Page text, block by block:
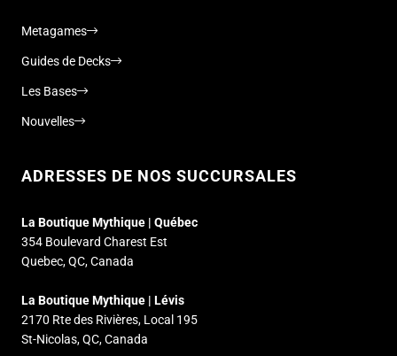
Metagames
Guides de Decks
Les Bases
Nouvelles
ADRESSES DE NOS SUCCURSALES
La Boutique Mythique | Québec
354 Boulevard Charest Est
Quebec, QC, Canada
La Boutique Mythique | Lévis
2170 Rte des Rivières, Local 195
St-Nicolas, QC, Canada